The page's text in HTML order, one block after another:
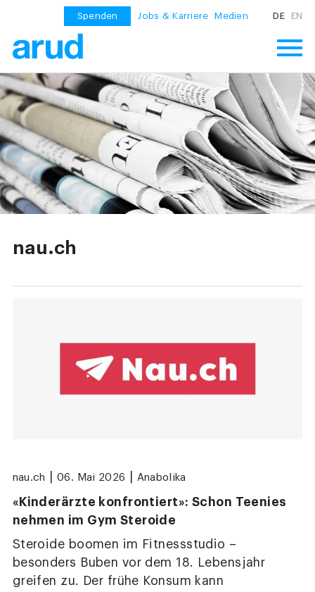
Spenden Jobs & Karriere Medien DE EN
nau.ch
nau.ch 06. Mai 2026 Anabolika
«Kinderärzte konfrontiert»: Schon Teenies
nehmen im Gym Steroide
Steroide boomen im Fitnessstudio –
besonders Buben vor dem 18. Lebensjahr
greifen zu. Der frühe Konsum kann